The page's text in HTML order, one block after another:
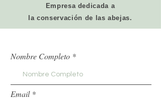
Empresa dedicada a
laconservación de las abejas.
Nombre Completo
Email